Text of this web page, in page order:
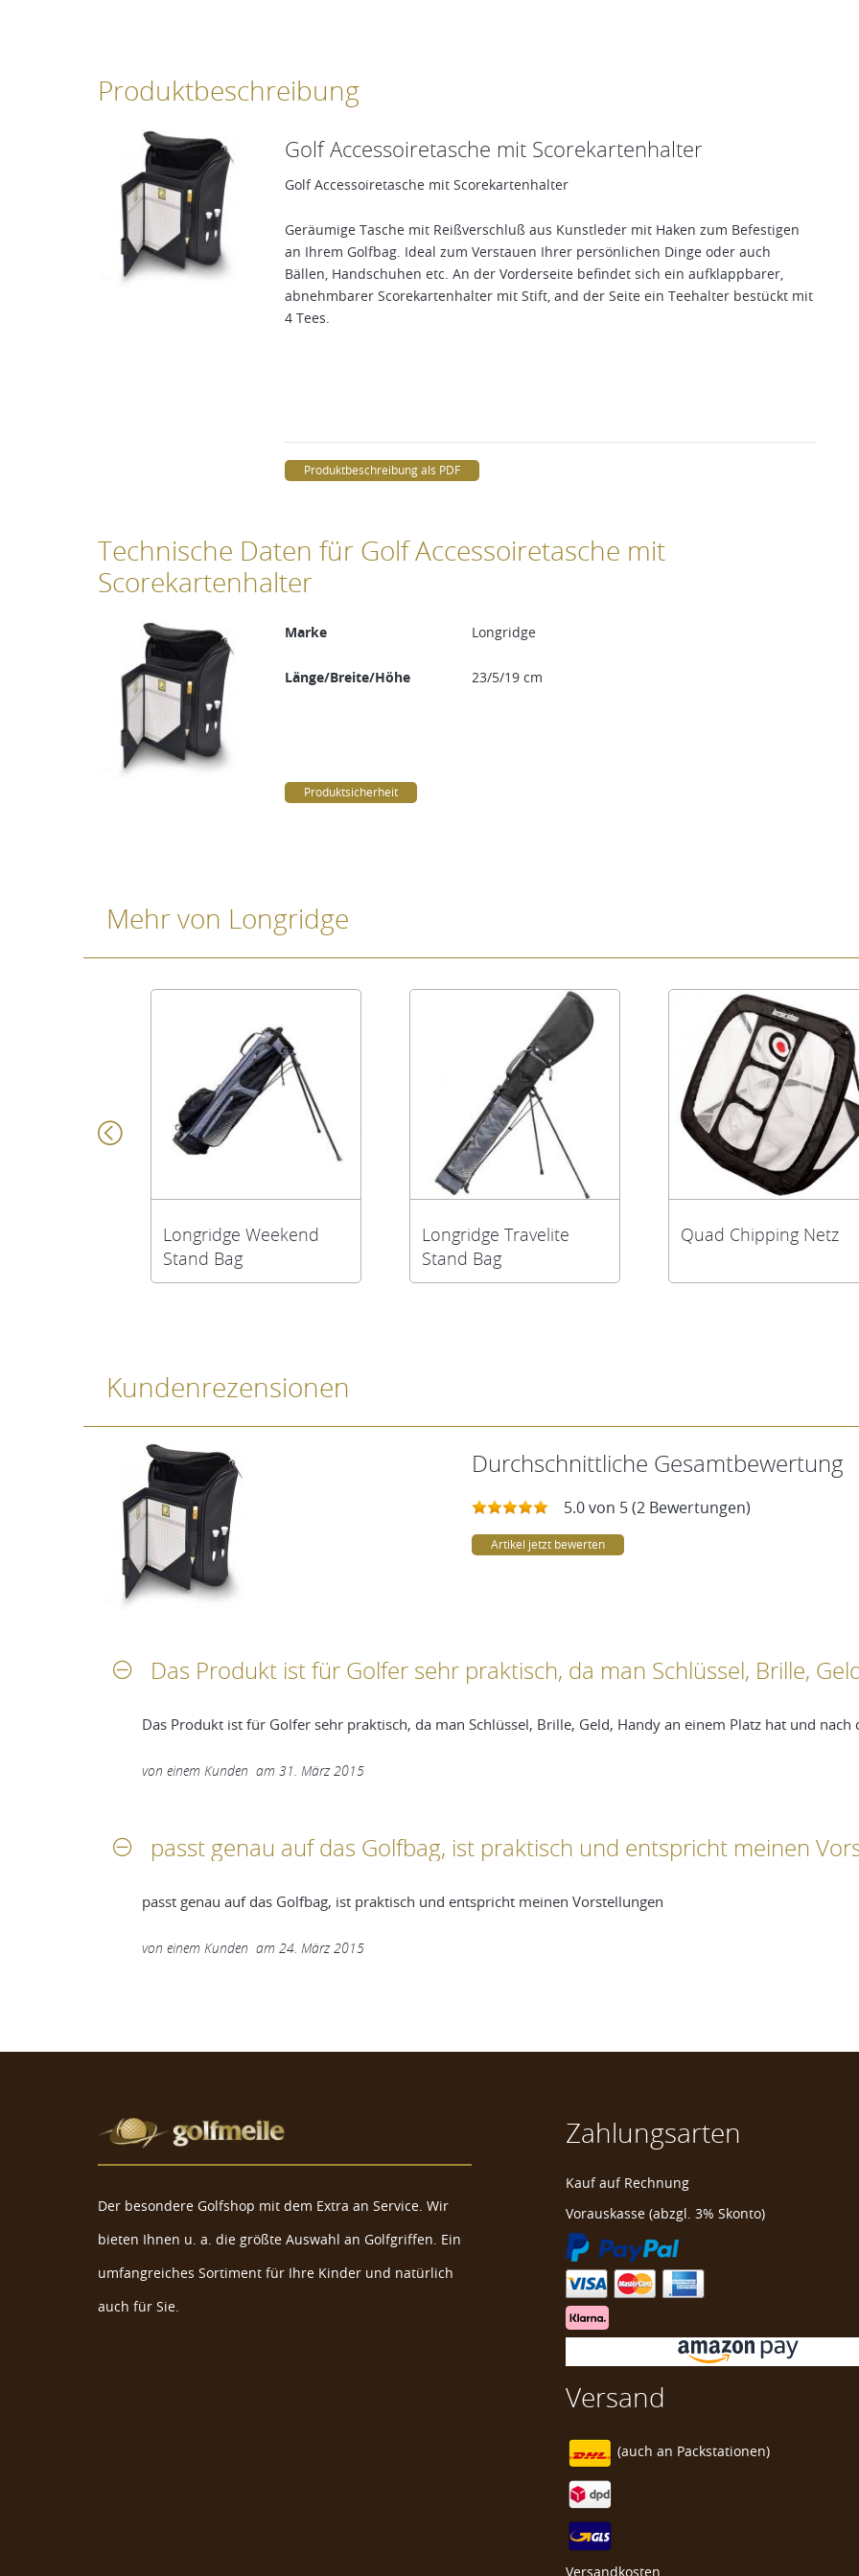
Produktbeschreibung
Golf Accessoiretasche mit Scorekartenhalter
Golf Accessoiretasche mit Scorekartenhalter
Geräumige Tasche mit Reißverschluß aus Kunstleder mit Haken zum Befestigen
an Ihrem Golfbag. Ideal zum Verstauen Ihrer persönlichen Dinge oder auch
Bällen, Handschuhen etc. An der Vorderseite befindet sich ein aufklappbarer,
abnehmbarer Scorekartenhalter mit Stift, and der Seite ein Teehalter bestückt mit
4 Tees.
Produktbeschreibung als PDF
Technische Daten für Golf Accessoiretasche mit
Scorekartenhalter
Marke Longridge
Länge/Breite/Höhe 23/5/19 cm
Produktsicherheit
Mehr von Longridge
Longridge Weekend
Stand Bag
Longridge Travelite
Stand Bag
Quad Chipping Netz
Kundenrezensionen
Durchschnittliche Gesamtbewertung
5.0 von 5 (2 Bewertungen)
Artikel jetzt bewerten
Das Produkt ist für Golfer sehr praktisch, da man Schlüssel, Brille, Geld, Handy an einem Platz hat und
von einem Kunden am 31. März 2015
passt genau auf das Golfbag, ist praktisch und entspricht meinen
passt genau auf das Golfbag, ist praktisch und entspricht meinen Vorstellungen
von einem Kunden am 24. März 2015
Der besondere Golfshop mit dem Extra an Service. Wir
bieten Ihnen u. a. die größte Auswahl an Golfgriffen. Ein
umfangreiches Sortiment für Ihre Kinder und natürlich
auch für Sie.
Zahlungsarten
Kauf auf Rechnung
Vorauskasse (abzgl. 3% Skonto)
Versand
(auch an Packstationen)
Versandkosten